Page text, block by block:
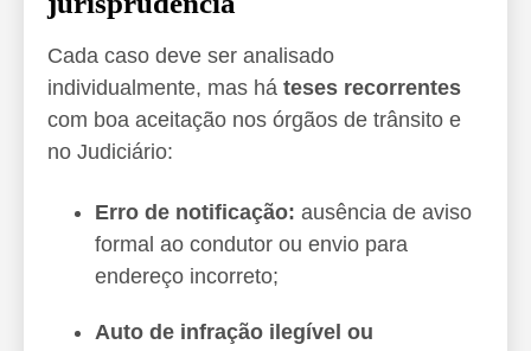
Cada caso deve ser analisado
individualmente, mas há teses recorrentes
com boa aceitação nos órgãos de trânsito e
no Judiciário:
Erro de notificação: ausência de aviso
formal ao condutor ou envio para
endereço incorreto;
Auto de infração ilegível ou